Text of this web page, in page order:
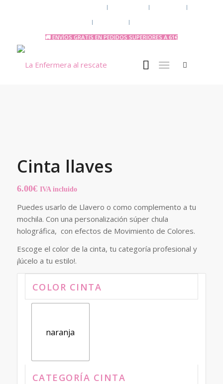
🚚 ENVÍOS GRATIS EN PEDIDOS SUPERIORES A 61€
Cinta llaves
6.00€ IVA incluido
Puedes usarlo de Llavero o como complemento a tu
mochila. Con una personalización súper chula
holográfica, con efectos de Movimiento de Colores.
Escoge el color de la cinta, tu categoría profesional y
¡lúcelo a tu estilo!.
COLOR CINTA
naranja
CATEGORÍA CINTA